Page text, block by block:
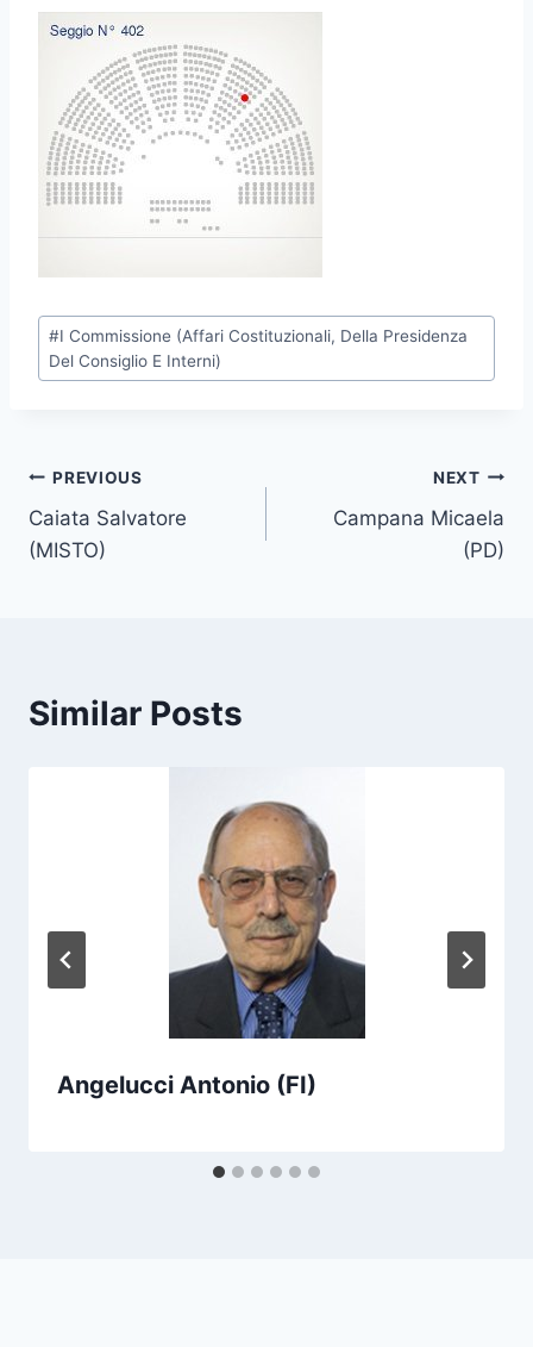
P
s
a
g
s
#I Commissione (Affari Costituzionali, Della Presidenza
Del Consiglio E Interni)
Post
navigation
PREVIOUS
Caiata Salvatore
(MISTO)
NEXT
Campana Micaela
(PD)
Similar Posts
Angelucci Antonio (FI)